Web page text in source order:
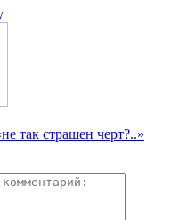
так страшен черт?..»